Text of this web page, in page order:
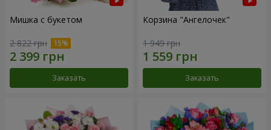
Мишка с букетом
2 822 грн
Заказать
Корзина "Ангелочек"
1 949 грн
Заказать